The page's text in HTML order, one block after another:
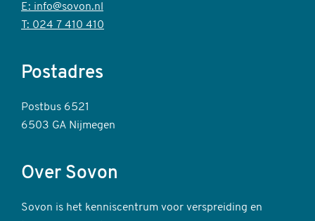
E: info@sovon.nl
T: 024 7 410 410
Postadres
Postbus 6521
6503 GA Nijmegen
Over Sovon
Sovon is het kenniscentrum voor verspreiding en